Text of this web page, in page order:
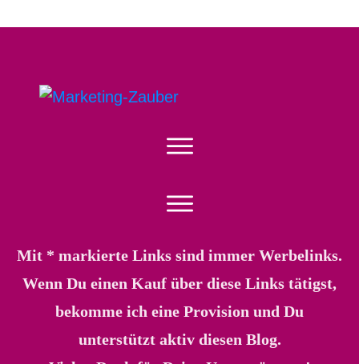
Mit * markierte Links sind immer Werbelinks.
Wenn Du einen Kauf über diese Links tätigst,
bekomme ich eine Provision und Du
unterstützt aktiv diesen Blog.